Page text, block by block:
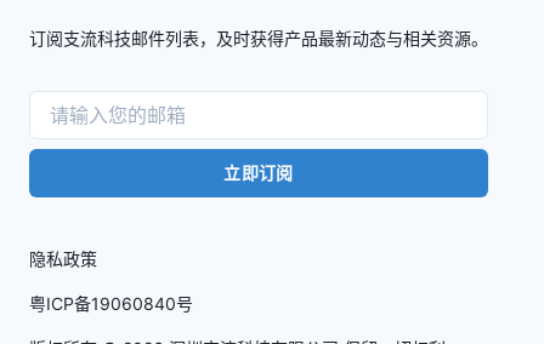
订阅支流科技邮件列表，及时获得产品最新动态与相关资源。
立即订阅
隐私政策
粤ICP备19060840号